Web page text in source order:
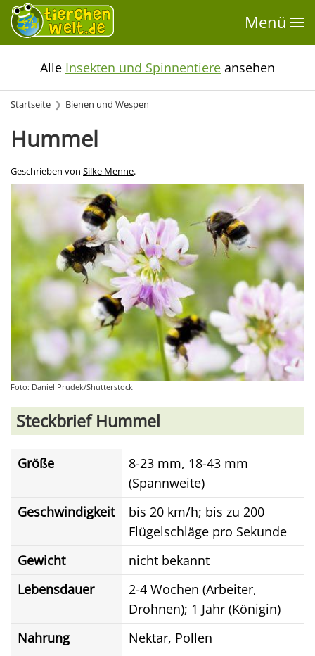
Menü
Alle Insekten und Spinnentiere ansehen
Startseite Bienen und Wespen
Hummel
Geschrieben von Silke Menne.
Foto: Daniel Prudek/Shutterstock
Steckbrief Hummel
Größe
8-23 mm, 18-43 mm
(Spannweite)
Geschwindigkeit
bis 20 km/h; bis zu 200
Flügelschläge pro Sekunde
Gewicht
nicht bekannt
Lebensdauer
2-4 Wochen (Arbeiter,
Drohnen); 1 Jahr (Königin)
Nahrung
Nektar, Pollen